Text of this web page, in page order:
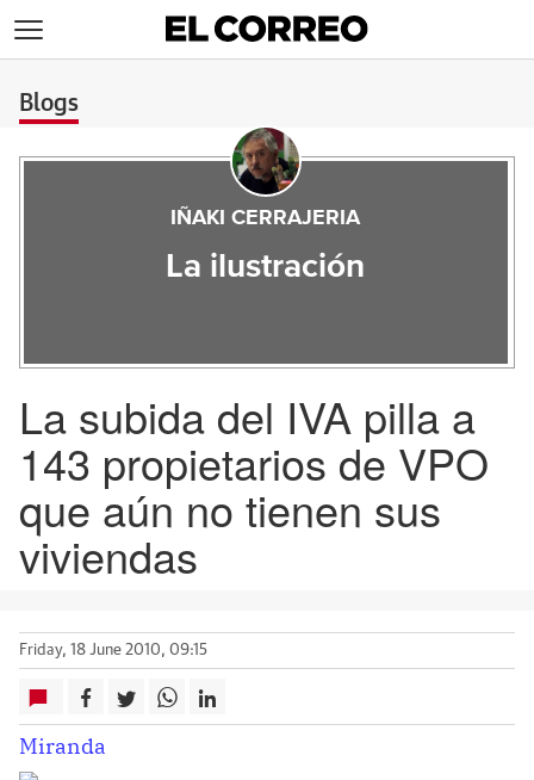
Blogs
IÑAKI CERRAJERIA
La ilustración
La subida del IVA pilla a
143 propietarios de VPO
que aún no tienen sus
viviendas
Friday, 18 June 2010, 09:15
Miranda